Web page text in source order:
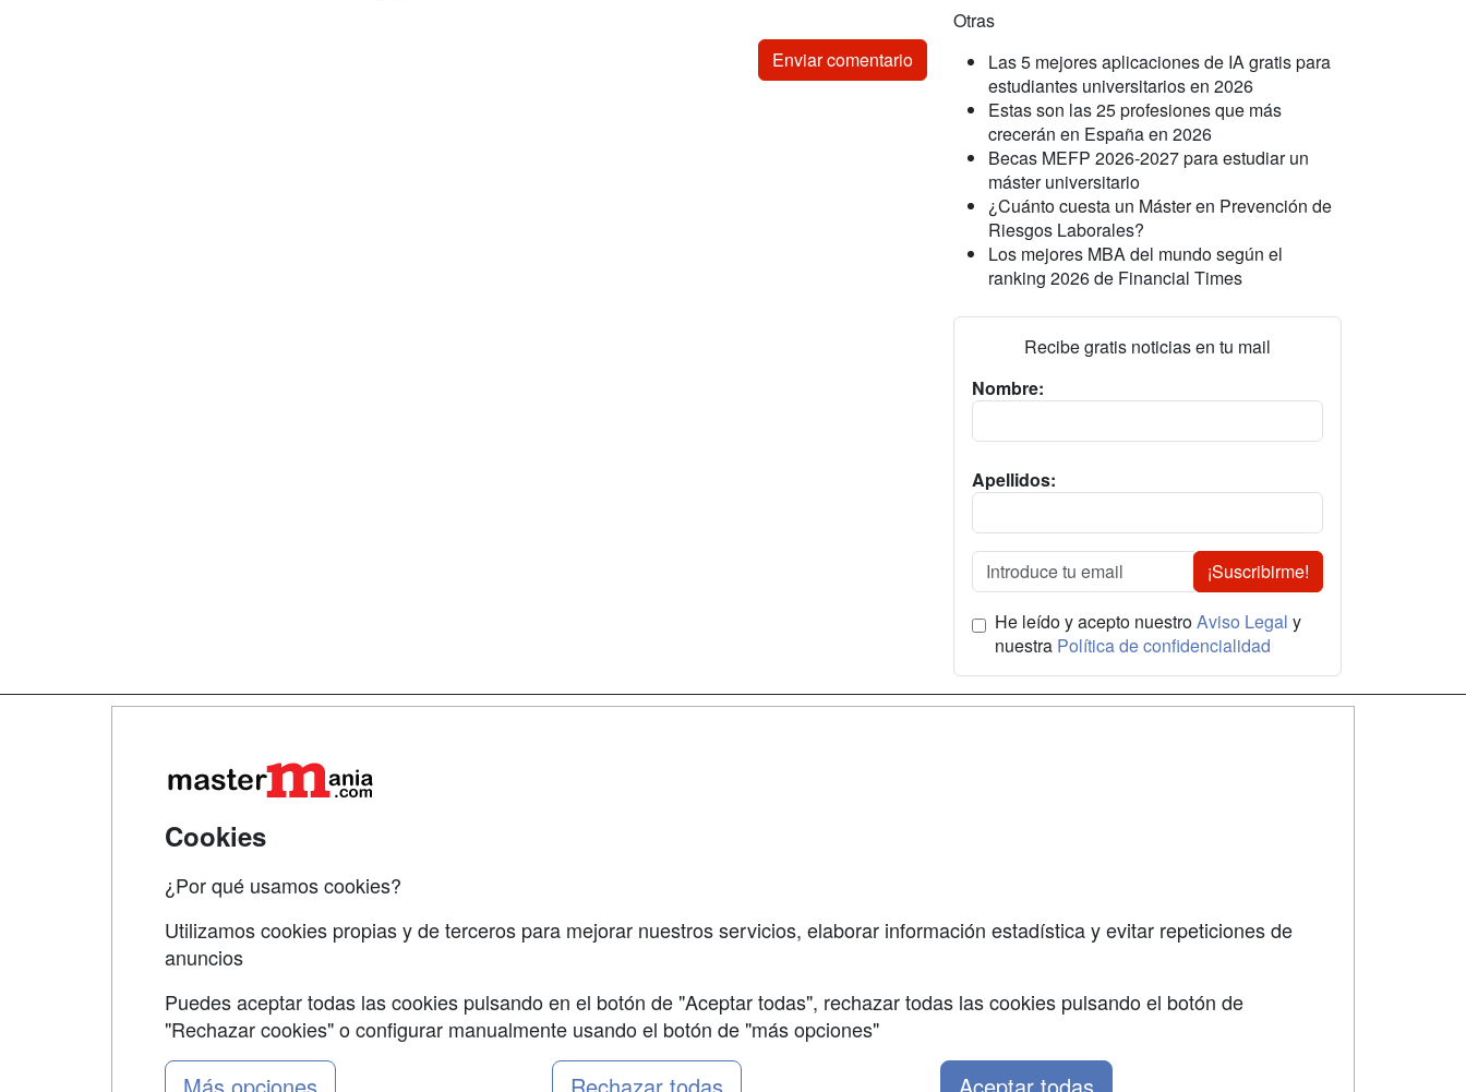
Otras
Las 5 mejores aplicaciones de IA gratis para
estudiantes universitarios en 2026
Estas son las 25 profesiones que más
crecerán en España en 2026
Becas MEFP 2026-2027 para estudiar un
máster universitario
¿Cuánto cuesta un Máster en Prevención de
Riesgos Laborales?
Los mejores MBA del mundo según el
ranking 2026 de Financial Times
Recibe gratis noticias en tu mail
Nombre:
Apellidos:
¡Suscribirme!
He leído y acepto nuestroAviso Legal y
nuestra Política de confidencialidad
Grupo formazion:
Cookies
¿Por qué usamos cookies?
Utilizamos cookies propias y de terceros para mejorar nuestros servicios, elaborar información estadística y evitar repeticiones de
anuncios
Puedes aceptar todas las cookies pulsando en el botón de "Aceptar todas", rechazar todas las cookies pulsando el botón de
"Rechazar cookies" o configurar manualmente usando el botón de "más opciones"